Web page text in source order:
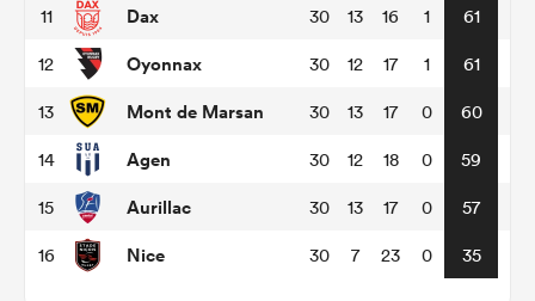
11 Dax 30 13 16 1 61
12 Oyonnax 30 12 17 1 61
13 Mont de Marsan 30 13 17 0 60
14 Agen 30 12 18 0 59
15 Aurillac 30 13 17 0 57
16 Nice 30 7 23 0 35